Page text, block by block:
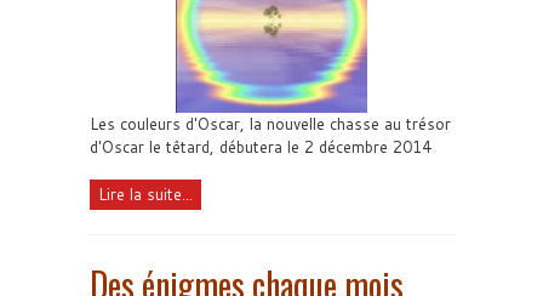
Les couleurs d'Oscar, la nouvelle chasse au trésor
d'Oscar le têtard, débutera le 2 décembre 2014
Lire la suite...
Des énigmes chaque mois